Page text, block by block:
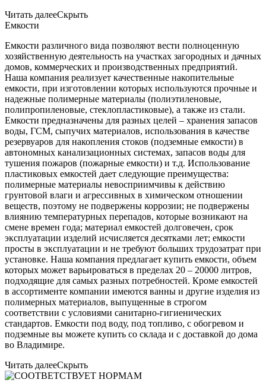
Читать далееСкрыть
Емкости
Емкости различного вида позволяют вести полноценную
хозяйственную деятельность на участках загородных и дачных
домов, коммерческих и производственных предприятий.
Наша компания реализует качественные накопительные
емкости, при изготовлении которых используются прочные и
надежные полимерные материалы (полиэтиленовые,
полипропиленовые, стеклопластиковые), а также из стали.
Емкости предназначены для разных целей – хранения запасов
воды, ГСМ, сыпучих материалов, использования в качестве
резервуаров для накопления стоков (подземные емкости) в
автономных канализационных системах, запасов воды для
тушения пожаров (пожарные емкости) и т.д. Использование
пластиковых емкостей дает следующие преимущества:
полимерные материалы невосприимчивы к действию
грунтовой влаги и агрессивных в химическом отношении
веществ, поэтому не подвержены коррозии; не подвержены
влиянию температурных перепадов, которые возникают на
смене времен года; материал емкостей долговечен, срок
эксплуатации изделий исчисляется десятками лет; емкости
просты в эксплуатации и не требуют больших трудозатрат при
установке. Наша компания предлагает купить емкости, объем
которых может варьироваться в пределах 20 – 20000 литров,
подходящие для самых разных потребностей. Кроме емкостей
в ассортименте компании имеются ванны и другие изделия из
полимерных материалов, выпущенные в строгом
соответствии с условиями санитарно-гигиенических
стандартов. Емкости под воду, под топливо, с обогревом и
подземные вы можете купить со склада и с доставкой до дома
во Владимире.
Читать далееСкрыть